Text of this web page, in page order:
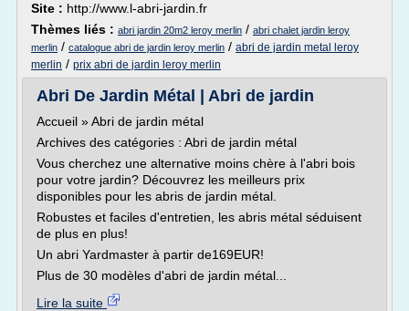
Site : http://www.l-abri-jardin.fr
Thèmes liés : abri jardin 20m2 leroy merlin / abri chalet jardin leroy
merlin / catalogue abri de jardin leroy merlin / abri de jardin metal leroy
merlin / prix abri de jardin leroy merlin
Abri De Jardin Métal | Abri de jardin
Accueil » Abri de jardin métal
Archives des catégories : Abri de jardin métal
Vous cherchez une alternative moins chère à l'abri bois
pour votre jardin? Découvrez les meilleurs prix
disponibles pour les abris de jardin métal.
Robustes et faciles d'entretien, les abris métal séduisent
de plus en plus!
Un abri Yardmaster à partir de169EUR!
Plus de 30 modèles d'abri de jardin métal...
Lire la suite